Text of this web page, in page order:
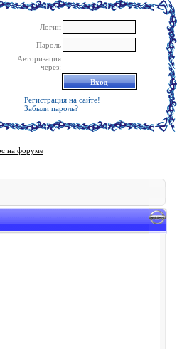
Логин
Пароль
Авторизация
через:
Регистрация на сайте!
Забыли пароль?
на форуме